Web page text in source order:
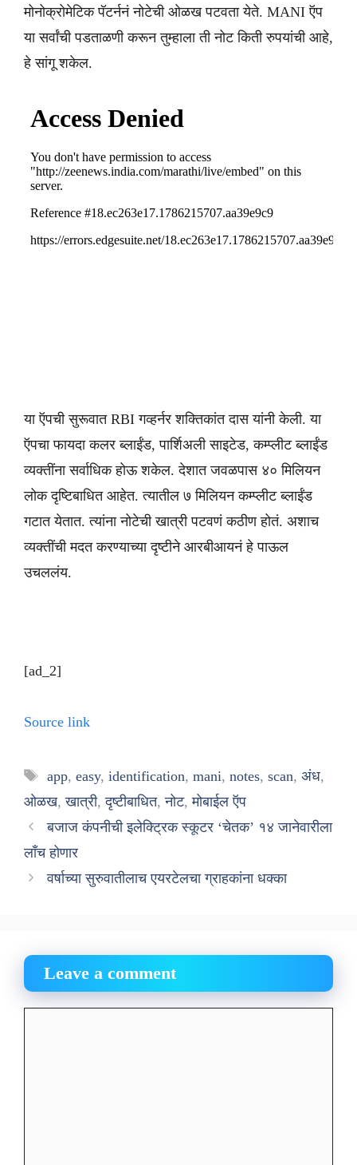
मोनोक्रोमेटिक पॅटर्ननं नोटेची ओळख पटवता येते. MANI ऍप
या सर्वांची पडताळणी करून तुम्हाला ती नोट किती रुपयांची आहे,
हे सांगू शकेल.
या ऍपची सुरूवात RBI गव्हर्नर शक्तिकांत दास यांनी केली. या
ऍपचा फायदा कलर ब्लाईंड, पार्शिअली साइटेड, कम्प्लीट ब्लाईंड
व्यक्तींना सर्वाधिक होऊ शकेल. देशात जवळपास ४० मिलियन
लोक दृष्टिबाधित आहेत. त्यातील ७ मिलियन कम्प्लीट ब्लाईंड
गटात येतात. त्यांना नोटेची खात्री पटवणं कठीण होतं. अशाच
व्यक्तींची मदत करण्याच्या दृष्टीने आरबीआयनं हे पाऊल
उचललंय.
[ad_2]
Source link
Tags
app, easy, identification, mani, notes, scan, अंध,
ओळख,खात्री,दृष्टीबाधित,नोट,मोबाईल ऍप
बजाज कंपनीची इलेक्ट्रिक स्कूटर ‘चेतक’ १४ जानेवारीला
लाँच होणार
वर्षाच्या सुरुवातीलाच एयरटेलचा ग्राहकांना धक्का
Leave a comment